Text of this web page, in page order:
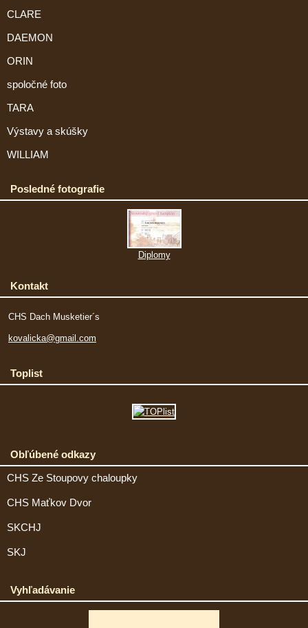
CLARE
DAEMON
ORIN
spoločné foto
TARA
Výstavy a skúšky
WILLIAM
Posledné fotografie
Diplomy
Kontakt
CHS Dach Musketier´s
kovalicka@gmail.com
Toplist
Obľúbené odkazy
CHS Ze Stoupovy chaloupky
CHS Maťkov Dvor
SKCHJ
SKJ
Vyhľadávanie